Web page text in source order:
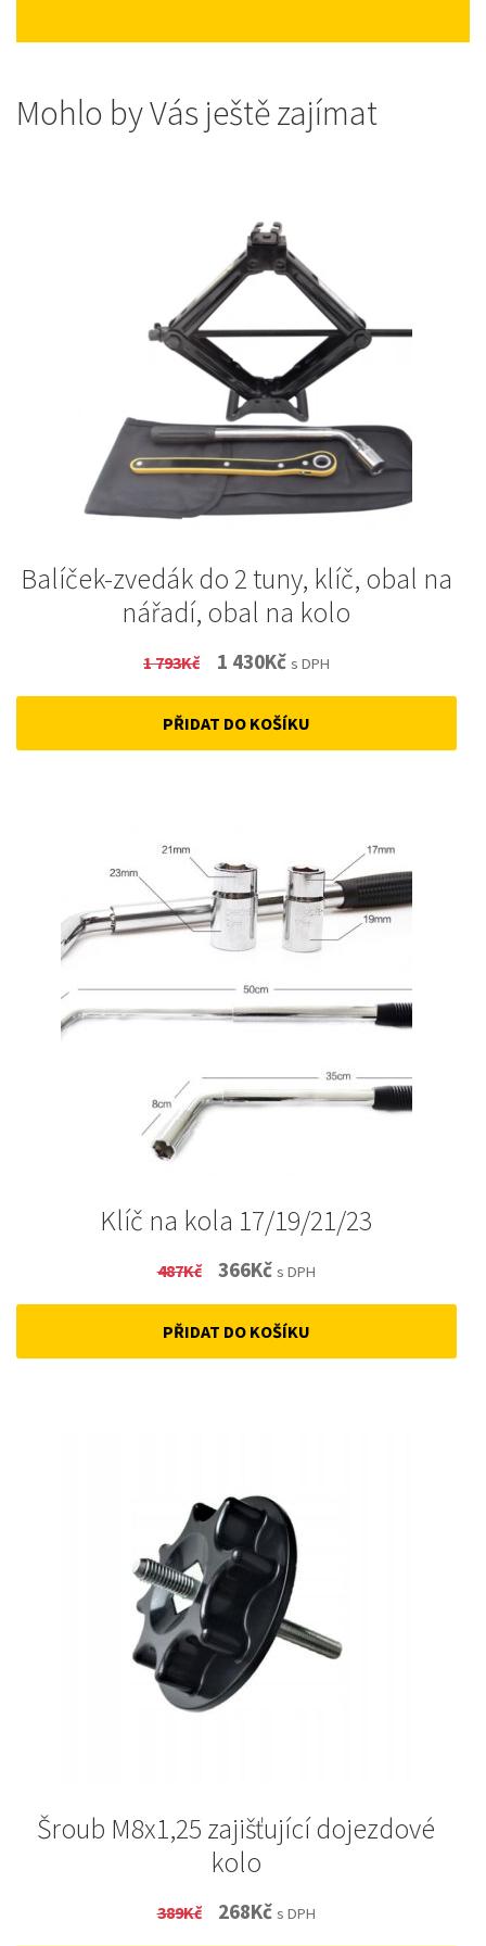
Mohlo by Vás ještě zajímat
Balíček-zvedák do 2 tuny, klíč, obal na
nářadí, obal na kolo
1 793Kč
Original
price
was:
1 430KčCurrent
price
is:
s DPH
PŘIDAT DO KOŠÍKU
Klíč na kola 17/19/21/23
487Kč
Original
price
was:
366KčCurrent
price
is:
s DPH
PŘIDAT DO KOŠÍKU
Šroub M8x1,25 zajišťující dojezdové
kolo
389Kč
Original
268KčCurrent
s DPH